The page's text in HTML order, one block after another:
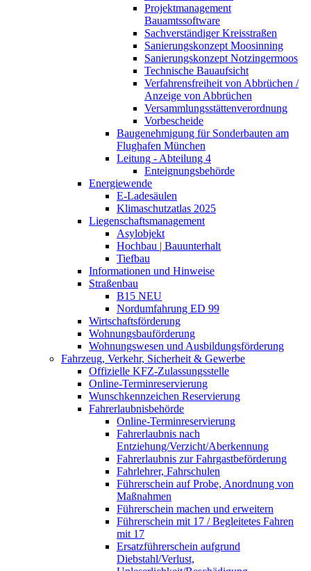
Projektmanagement
Bauamtssoftware
Sachverständiger Kreisstraßen
Sanierungskonzept Moosinning
Sanierungskonzept Notzingermoos
Technische Bauaufsicht
Verfahrensfreiheit von Abbrüchen /
Anzeige von Abbrüchen
Versammlungsstättenverordnung
Vorbescheide
Baugenehmigung für Sonderbauten am
Flughafen München
Leitung - Abteilung 4
Enteignungsbehörde
Energiewende
E-Ladesäulen
Klimaschutzatlas 2025
Liegenschaftsmanagement
Asylobjekt
Hochbau | Bauunterhalt
Tiefbau
Informationen und Hinweise
Straßenbau
B15 NEU
Nordumfahrung ED 99
Wirtschaftsförderung
Wohnungsbauförderung
Wohnungswesen und Ausbildungsförderung
Fahrzeug, Verkehr, Sicherheit & Gewerbe
Offizielle KFZ-Zulassungsstelle
Online-Terminreservierung
Wunschkennzeichen Reservierung
Fahrerlaubnisbehörde
Online-Terminreservierung
Fahrerlaubnis nach
Entziehung/Verzicht/Aberkennung
Fahrerlaubnis zur Fahrgastbeförderung
Fahrlehrer, Fahrschulen
Führerschein auf Probe, Anordnung von
Maßnahmen
Führerschein machen und erweitern
Führerschein mit 17 / Begleitetes Fahren
mit 17
Ersatzführerschein aufgrund
Diebstahl/Verlust,